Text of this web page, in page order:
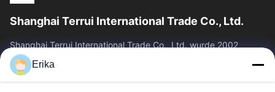
Shanghai Terrui International Trade Co., Ltd.
Shanghai Terrui International Trade Co., Ltd. wurde 2002
gegründet und ist auf die Entwicklung, Herstellung und den
Verkauf von Viehausrüstung...
Schnelllinks
Erika